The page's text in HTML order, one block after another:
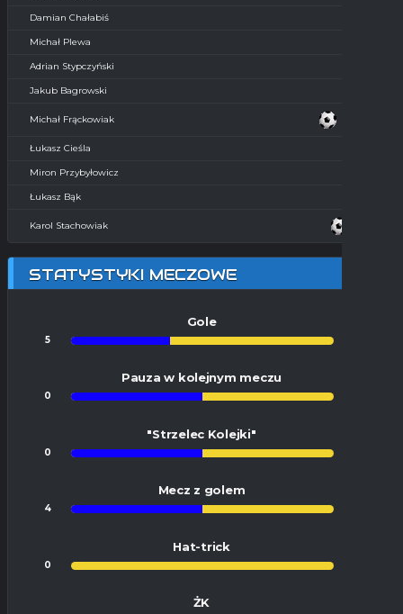
Damian Chałabiś
Michał Plewa
Adrian Stypczyński
Jakub Bagrowski
Michał Frąckowiak
Łukasz Cieśla
Miron Przybyłowicz
Łukasz Bąk
Karol Stachowiak
STATYSTYKI MECZOWE
Gole
5
Pauza w kolejnym meczu
0
"Strzelec Kolejki"
0
Mecz z golem
4
Hat-trick
0
ŻK